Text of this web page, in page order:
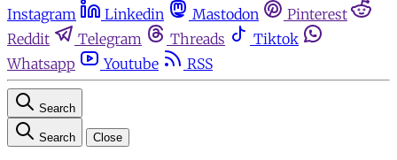
Instagram
Linkedin Mastodon
Pinterest
Reddit
Telegram Threads
Tiktok
Whatsapp
Youtube RSS
Search
Search Close